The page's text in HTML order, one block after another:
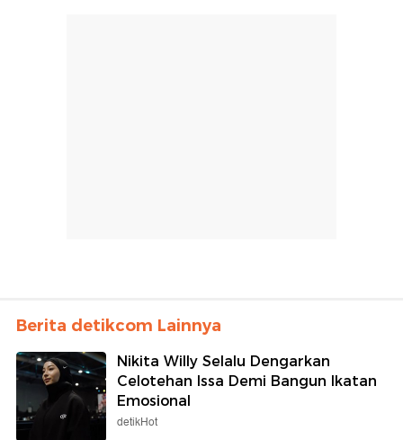
Berita detikcom Lainnya
Nikita Willy Selalu Dengarkan
Celotehan Issa Demi Bangun Ikatan
Emosional
detikHot